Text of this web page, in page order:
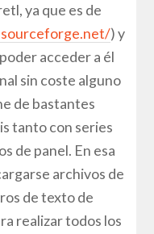
ya que es de
) y
acceder a él
sin coste alguno
de bastantes
tanto con series
de panel. En esa
archivos de
de texto de
realizar todos los